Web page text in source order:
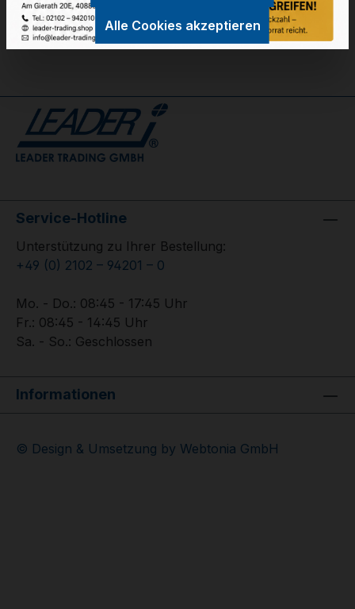
Bewertungen
Service-Hotline
Unterstützung zu Ihrer Bestellung:
+49 (0) 2102 – 94201 – 0
Mo. - Do.: 08:45 - 17:45 Uhr
Fr.: 08:45 - 14:45 Uhr
Sa. - So.: Geschlossen
Informationen
© Design & Umsetzung by Webtonia GmbH
Alle Cookies akzeptieren